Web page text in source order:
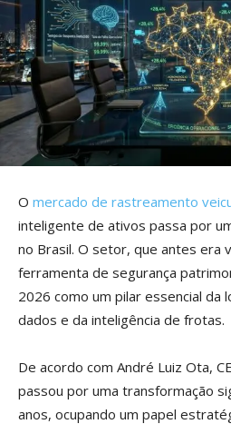
O mercado de rastreamento
inteligente de ativos passa por
no Brasil. O setor, que antes era
ferramenta de segurança
2026 como um pilar essencial da
dados e da inteligência de frotas.
De acordo com André Luiz Ota,
passou por uma transformação
anos, ocupando um papel